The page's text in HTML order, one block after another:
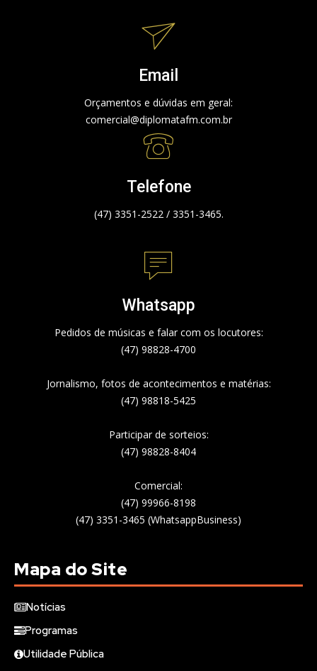
Email
Orçamentos e dúvidas em geral:
comercial@diplomatafm.com.br
Telefone
(47) 3351-2522 / 3351-3465.
Whatsapp
Pedidos de músicas e falar com os locutores:
(47) 98828-4700
Jornalismo, fotos de acontecimentos e matérias:
(47) 98818-5425
Participar de sorteios:
(47) 98828-8404
Comercial:
(47) 99966-8198
(47) 3351-3465 (WhatsappBusiness)
Mapa do Site
Notícias
Programas
Utilidade Pública